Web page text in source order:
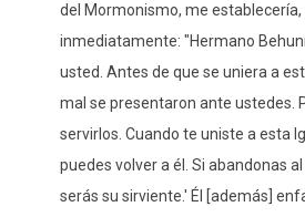
del Mormonismo, me establecería,
inmediatamente: "Hermano
usted. Antes de que se uniera a
mal se presentaron ante ustedes.
servirlos. Cuando te uniste a esta
puedes volver a él. Si abandonas
serás su sirviente.' Él [además]